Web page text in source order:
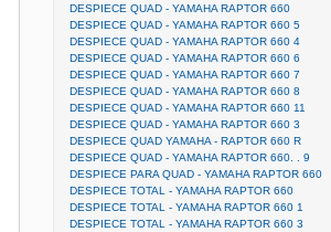
DESPIECE QUAD - YAMAHA RAPTOR 660
DESPIECE QUAD - YAMAHA RAPTOR 660 5
DESPIECE QUAD - YAMAHA RAPTOR 660 4
DESPIECE QUAD - YAMAHA RAPTOR 660 6
DESPIECE QUAD - YAMAHA RAPTOR 660 7
DESPIECE QUAD - YAMAHA RAPTOR 660 8
DESPIECE QUAD - YAMAHA RAPTOR 660 11
DESPIECE QUAD - YAMAHA RAPTOR 660 3
DESPIECE QUAD YAMAHA - RAPTOR 660 R
DESPIECE QUAD - YAMAHA RAPTOR 660. . 9
DESPIECE PARA QUAD - YAMAHA RAPTOR 660
DESPIECE TOTAL - YAMAHA RAPTOR 660
DESPIECE TOTAL - YAMAHA RAPTOR 660 1
DESPIECE TOTAL - YAMAHA RAPTOR 660 3